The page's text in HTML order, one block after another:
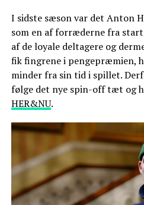
I sidste sæson var det Anton
som en af forræderne fra
af de loyale deltagere og
fik fingrene i pengepræmien,
minder fra sin tid i spillet.
følge det nye spin-off tæt og
HER&NU.